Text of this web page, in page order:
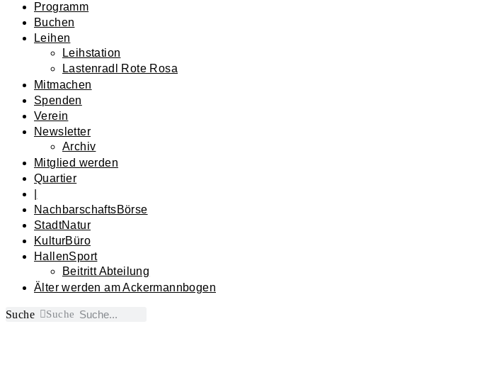
Programm
Buchen
Leihen
Leihstation
Lastenradl Rote Rosa
Mitmachen
Spenden
Verein
Newsletter
Archiv
Mitglied werden
Quartier
NachbarschaftsBörse
StadtNatur
KulturBüro
HallenSport
Beitritt Abteilung
Älter werden am Ackermannbogen
Suche Suche